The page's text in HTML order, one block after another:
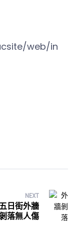
web/in
NEXT
日街外牆
落無人傷